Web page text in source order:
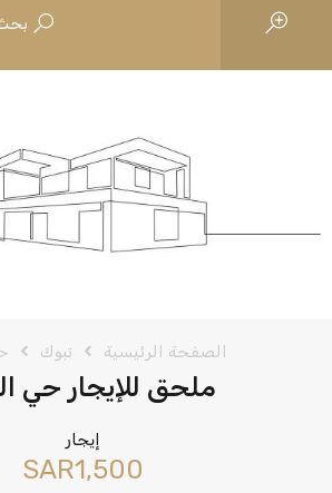
الصفحة الرئيسية تبوك
ملحق للإيجار حي
إيجار
‪SAR1,500